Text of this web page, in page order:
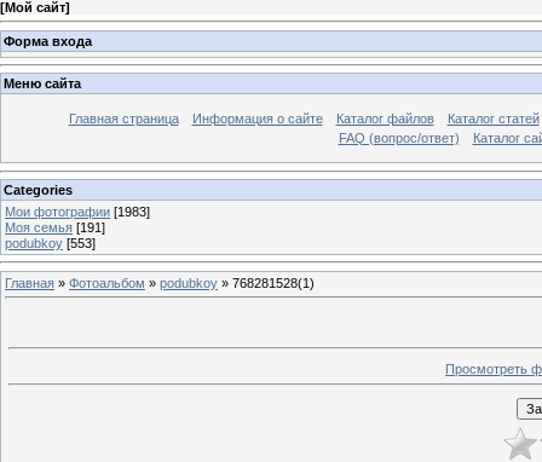
[Мой сайт]
Форма входа
Меню сайта
Главная страница Информация о сайте Каталог файлов
Каталог статей
FAQ (вопрос/ответ)
Каталог
Categories
Мои фотографии [1983]
Моя семья [191]
podubkoy [553]
Главная » Фотоальбом » podubkoy » 768281528(1)
Просмотреть